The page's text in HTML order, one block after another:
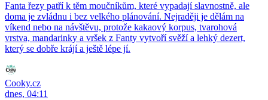
Fanta řezy patří k těm moučníkům, které vypadají slavnostně, ale
doma je zvládnu i bez velkého plánování. Nejraději je dělám na
víkend nebo na návštěvu, protože kakaový korpus, tvarohová
vrstva, mandarinky a vršek z Fanty vytvoří svěží a lehký dezert,
který se dobře krájí a ještě lépe jí.
Cooky.cz
dnes, 04:11